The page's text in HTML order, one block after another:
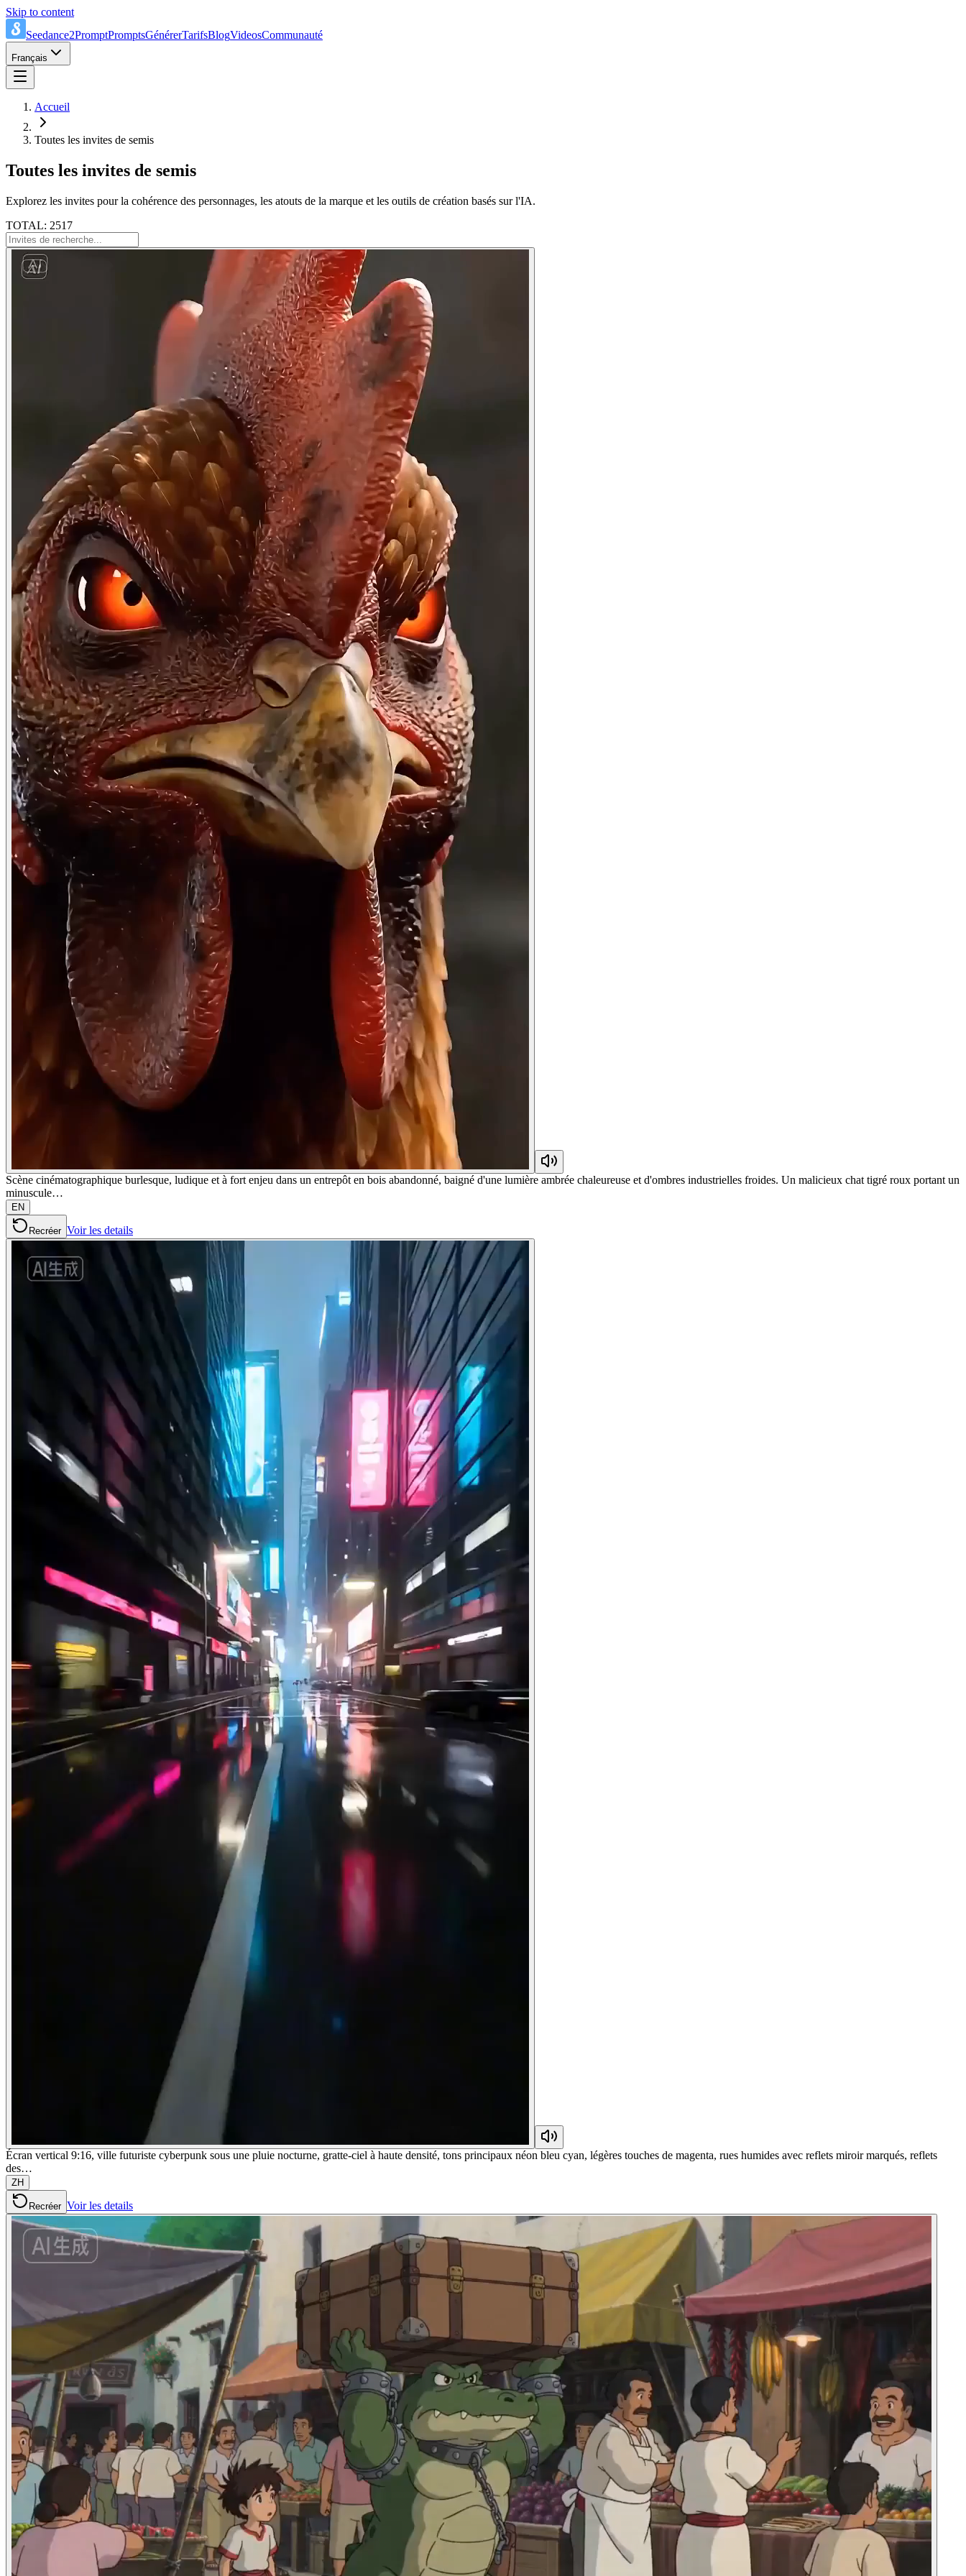
Skip to content
Seedance2PromptPromptsGénérerTarifsBlogVideosCommunauté
Français
Accueil
Toutes les invites de semis
Toutes les invites de semis
Explorez les invites pour la cohérence des personnages, les atouts de la marque et les outils de création basés sur l'IA.
TOTAL: 2517
Scène cinématographique burlesque, ludique et à fort enjeu dans un entrepôt en bois abandonné, baigné d'une lumière ambrée chaleureuse et d'ombres industrielles froides. Un malicieux chat tigré roux portant un
minuscule…
EN
Recréer Voir les details
Écran vertical 9:16, ville futuriste cyberpunk sous une pluie nocturne, gratte-ciel à haute densité, tons principaux néon bleu cyan, légères touches de magenta, rues humides avec reflets miroir marqués, reflets
des…
ZH
Recréer Voir les details